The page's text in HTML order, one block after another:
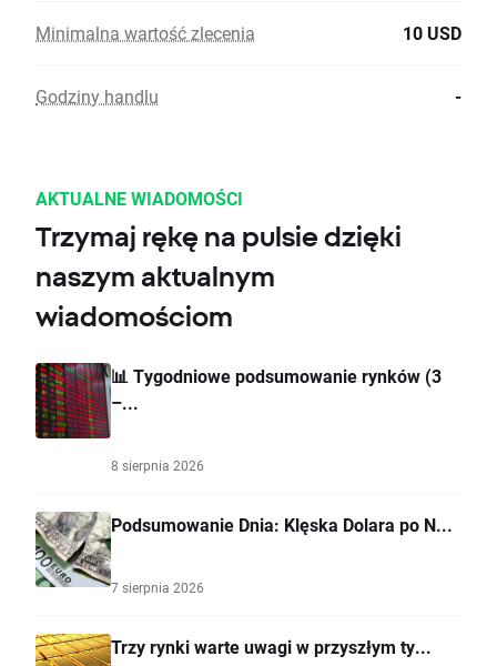
Minimalna wartość zlecenia 10 USD
Godziny handlu -
AKTUALNE WIADOMOŚCI
Trzymaj rękę na pulsie dzięki
naszym aktualnym
wiadomościom
📊 Tygodniowe podsumowanie rynków (3
–...
8 sierpnia 2026
Podsumowanie Dnia: Klęska Dolara po N...
7 sierpnia 2026
Trzy rynki warte uwagi w przyszłym ty...